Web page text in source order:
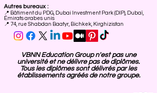
Autres bureaux :
📍 Bâtiment du PDG, Dubai Investment Park (DIP), Dubaï,
Émirats arabes unis
📍 74, rue Shabdan Baatyr, Bichkek, Kirghizistan
VBNN Education Group n'est pas une
université et ne délivre pas de diplômes.
Tous les diplômes sont délivrés par les
établissements agréés de notre groupe.